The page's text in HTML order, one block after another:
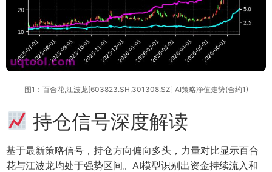
图1：百合花,江波龙[603823.SH,301308.SZ] AI策略净值走势(合约1)
持仓信号深度解读
基于最新策略信号，持仓方向偏向多头，力量对比显示百合
花与江波龙均处于强势区间。AI模型识别出资金持续流入和